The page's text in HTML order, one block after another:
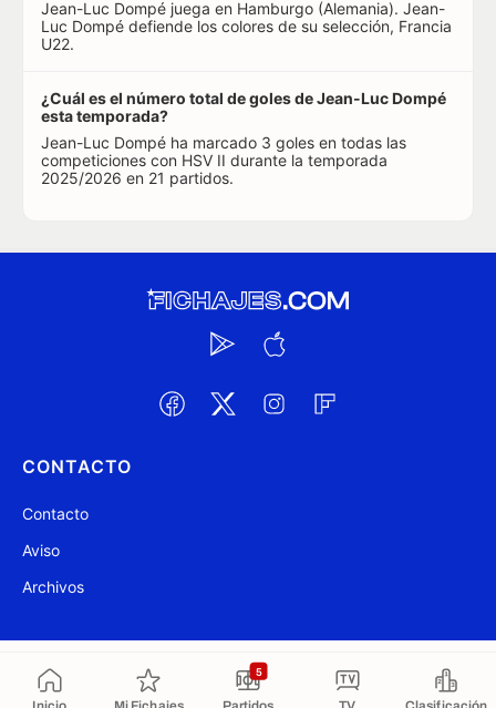
5
Jean-Luc Dompé juega en Hamburgo (Alemania). Jean-
Luc Dompé defiende los colores de su selección, Francia
U22.
¿Cuál es el número total de goles de Jean-Luc Dompé
esta temporada?
Jean-Luc Dompé ha marcado 3 goles en todas las
competiciones con HSV II durante la temporada
2025/2026 en 21 partidos.
CONTACTO
Contacto
Aviso
Archivos